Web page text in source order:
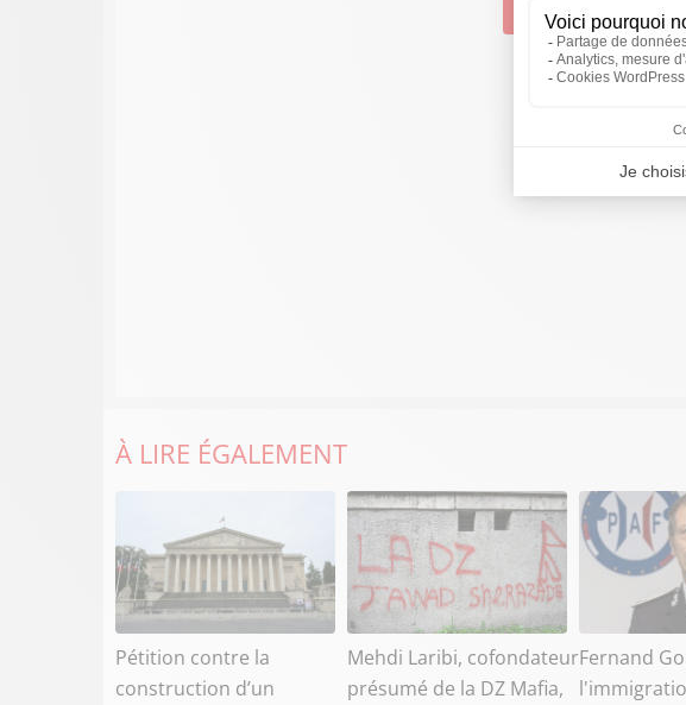
Suivre Sud Radio
À LIRE ÉGALEMENT
Pétition contre la
construction d’un
Mehdi Laribi, cofondateur
présumé de la DZ Mafia,
Fernand